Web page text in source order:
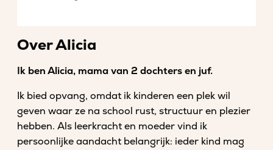
Over Alicia
Ik ben Alicia, mama van 2 dochters en juf.
Ik bied opvang, omdat ik kinderen een plek wil
geven waar ze na school rust, structuur en plezier
hebben. Als leerkracht en moeder vind ik
persoonlijke aandacht belangrijk: ieder kind mag